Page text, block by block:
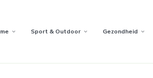
Sport & Outdoor Gezondheid